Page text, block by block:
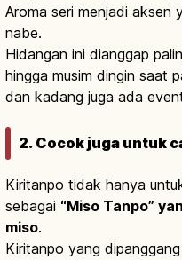
Aroma seri menjadi aksen
nabe.
Hidangan ini dianggap
hingga musim dingin saat
dan kadang juga ada
2. Cocok juga untuk
Kiritanpo tidak hanya
sebagai “Miso Tanpo”
miso.
Kiritanpo yang